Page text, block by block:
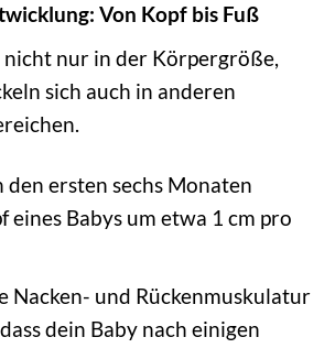
Von Kopf bis Fuß
nicht nur in der Körpergröße,
sich auch in anderen
den ersten sechs Monaten
eines Babys um etwa 1 cm pro
Nacken- und Rückenmuskulatur
dein Baby nach einigen